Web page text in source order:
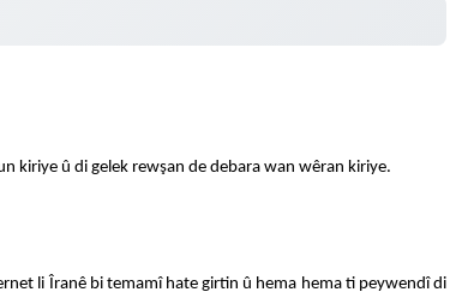
kiriye û di gelek rewşan de debara wan wêran kiriye.
li Îranê bi temamî hate girtin û hema hema ti peywendî di